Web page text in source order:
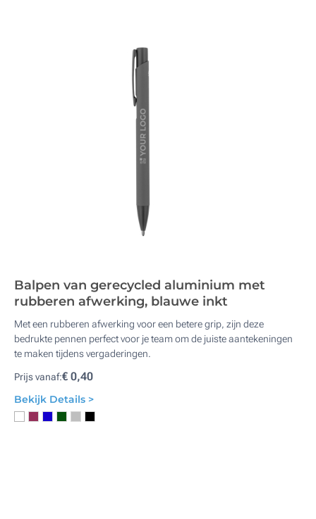
Balpen van gerecycled aluminium met
rubberen afwerking, blauwe inkt
Met een rubberen afwerking voor een betere grip, zijn deze
bedrukte pennen perfect voor je team om de juiste aantekeningen
te maken tijdens vergaderingen.
Prijs vanaf:€ 0,40
Bekijk Details >